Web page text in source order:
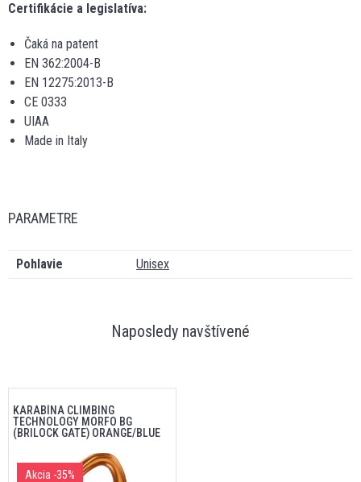
Certifikácie a legislatíva:
Čaká na patent
EN 362:2004-B
EN 12275:2013-B
CE 0333
UIAA
Made in Italy
PARAMETRE
Pohlavie Unisex
Naposledy navštívené
KARABÍNA CLIMBING
TECHNOLOGY MORFO BG
(BRILOCK GATE) ORANGE/BLUE
Akcia -35%